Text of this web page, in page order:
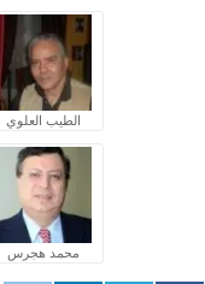
الطيب العلوي
محمد هجرس